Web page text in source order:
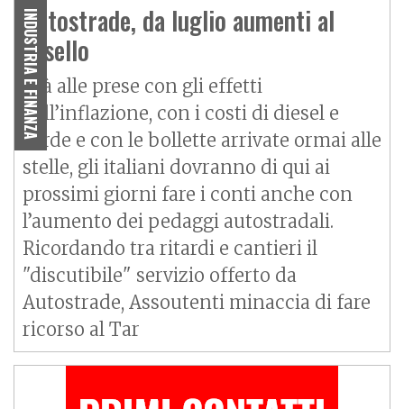
INDUSTRIA E FINANZA
Autostrade, da luglio aumenti al
casello
Già alle prese con gli effetti
dell’inflazione, con i costi di diesel e
verde e con le bollette arrivate ormai alle
stelle, gli italiani dovranno di qui ai
prossimi giorni fare i conti anche con
l’aumento dei pedaggi autostradali.
Ricordando tra ritardi e cantieri il
"discutibile" servizio offerto da
Autostrade, Assoutenti minaccia di fare
ricorso al Tar